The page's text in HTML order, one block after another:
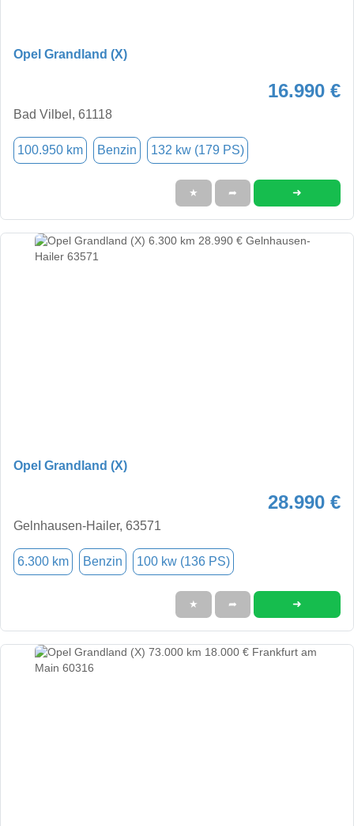
Opel Grandland (X)
16.990 €
Bad Vilbel, 61118
100.950 km Benzin 132 kw (179 PS)
★ ➦ ➜
Opel Grandland (X)
28.990 €
Gelnhausen-Hailer, 63571
6.300 km Benzin 100 kw (136 PS)
★ ➦ ➜